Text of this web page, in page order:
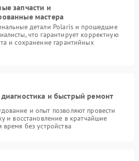
запчасти и
мастера
детали Polaris и прошедшие
что гарантирует корректную
и сохранение гарантийных
диагностика и быстрый ремонт
и опыт позволяют провести
и восстановление в кратчайшие
без устройства